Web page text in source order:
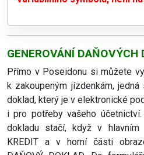
GENEROVÁNÍ
Přímo v Poseidonu si můžete
k zakoupeným jízdenkám,
doklad, který je v elektronické
i pro potřeby vašeho
dokladu stačí, když v
KREDIT a v horní části